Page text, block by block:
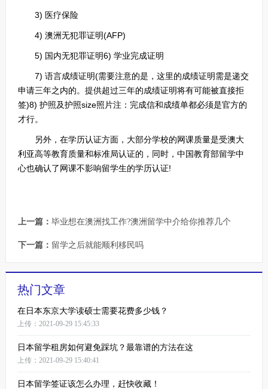
3) 医疗保险
4) 澳洲无犯罪证明(AFP)
5) 国内无犯罪证明6) 学业完成证明
7) 语言成绩证明(需要注意的是，这里的成绩证明需是递交
申请三年之内的。提供超过三年的成绩证明将有可能被直接拒
签)8) 护照及护照size照片注：完成信和成绩单都必须是官方的
才行。
另外，在学历认证方面，大部分学校的网课质量是受澳大
利亚高等教育质量和标准局认证的，同时，中国教育部留学中
心也确认了网课不影响留学生的学历认证!
上一篇： 毕业想在澳洲找工作?澳洲留学中介给你推荐几个
下一篇： 留学之后就能顺利移民吗
热门文章
在日本东京大学读硕士需要花费多少钱？
上传：2021-09-29 15:45:33
日本留学租房如何避免踩坑？最靠谱的方法在这
上传：2021-09-29 15:40:41
日本留学签证该怎么办理，赶快收藏！